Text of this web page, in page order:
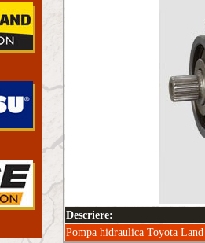
Descriere:
Pompa hidraulica Toyota